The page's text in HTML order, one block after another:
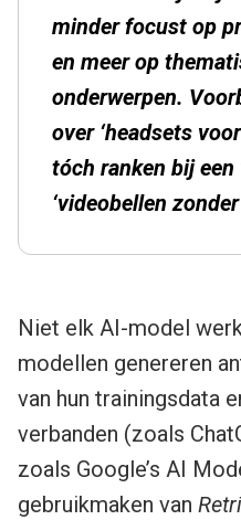
minder focust op
en meer op
onderwerpen.
over ‘headsets
tóch ranken bij een
‘videobellen
Niet elk AI-model
modellen genereren
van hun trainingsdata
verbanden (zoals
zoals Google’s AI
gebruikmaken van